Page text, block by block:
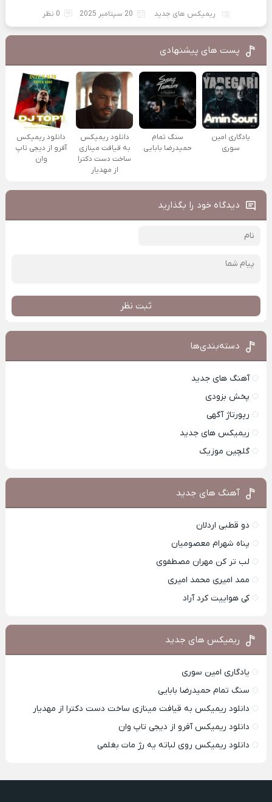
ریمیکس های جدید 20 سپتامبر 2025 0 نظر
پست های پیشنهادی
یادگاری امین
سوری
سنگ تمام
حمیدرضا بابایی
دانلود ریمیکس
به قیافت مینازی
ساخت دست دکترا
از مهدیار
دانلود ریمیکس
آفرو از ديجی تاپ
وان
دیدگاه خود را بگذارید
ثبت نظر
دسته‌بندی‌ها
آهنگ های جدید
پخش بزودی
رپورتاژ آگهی
ریمیکس های جدید
گلچین موزیک
آهنگ های جدید
دو قطبی اردلان
پناه شهرام معصومیان
لب تر کن مهران مصطفوی
ممد امیری محمد امیری
کی هواییت کرد آراد
ریمیکس های جدید
یادگاری امین سوری
سنگ تمام حمیدرضا بابایی
دانلود ریمیکس به قیافت مینازی ساخت دست دکترا از مهدیار
دانلود ریمیکس آفرو از ديجی تاپ وان
دانلود ریمیکس روی لباته یه رژ مات بغلمی